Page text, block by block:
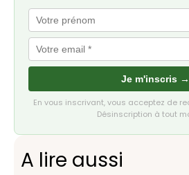
Je m'inscris →
En vous inscrivant, vous acceptez de
Désinscription à tout
A lire aussi